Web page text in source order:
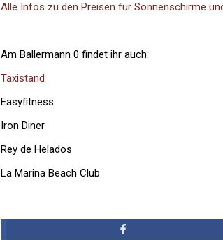
Alle Infos zu den Preisen für Sonnenschirme
Am Ballermann 0 findet ihr auch:
Taxistand
Easyfitness
Iron Diner
Rey de Helados
La Marina Beach Club